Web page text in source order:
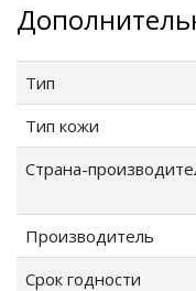
Тип
Тип кожи
Страна-
Производитель
Срок годности